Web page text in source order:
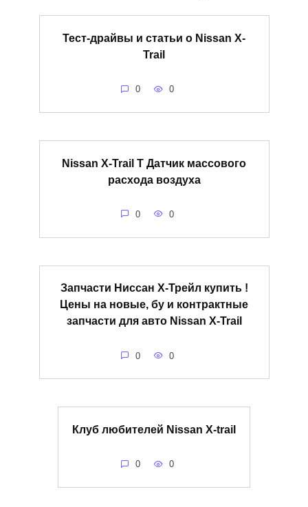
Тест-драйвы и статьи о Nissan X-
Trail
0 0
Nissan X-Trail T Датчик массового
расхода воздуха
0 0
Запчасти Ниссан Х-Трейл купить !
Цены на новые, бу и контрактные
запчасти для авто Nissan X-Trail
0 0
Клуб любителей Nissan X-trail
0 0